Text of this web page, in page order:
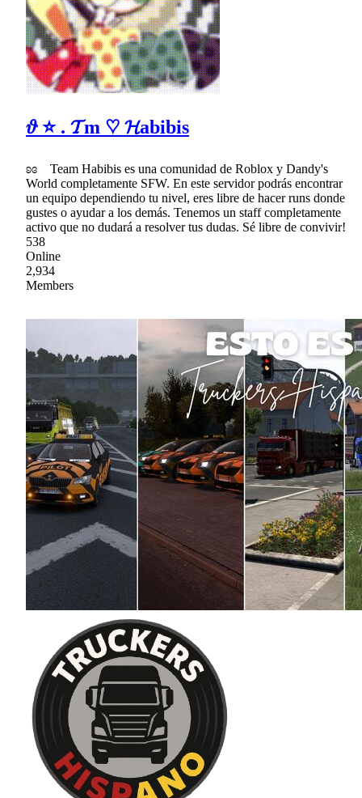
𝜗 ⭐ . 𝓣m ♡ 𝓗abibis
ʚɞ Team Habibis es una comunidad de Roblox y Dandy's
World completamente SFW. En este servidor podrás encontrar
un equipo dependiendo tu nivel, eres libre de hacer runs donde
gustes o ayudar a los demás. Tenemos un staff completamente
activo que no dudará a resolver tus dudas. Sé libre de convivir!
538
Online
2,934
Members